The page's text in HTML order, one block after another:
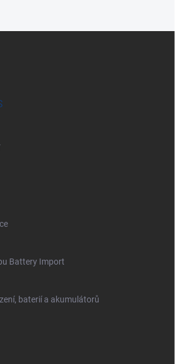
Battery Import
baterií a akumulátorů